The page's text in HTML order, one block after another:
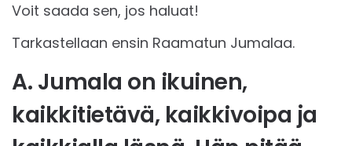
Voit saada sen, jos haluat!
Tarkastellaan ensin Raamatun Jumalaa.
A. Jumala on ikuinen,
kaikkitietävä, kaikkivoipa ja